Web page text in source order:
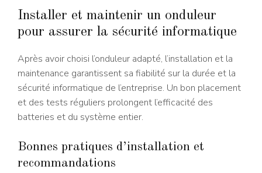
Installer et maintenir un onduleur
pour assurer la sécurité informatique
Après avoir choisi l’onduleur adapté, l’installation et la
maintenance garantissent sa fiabilité sur la durée et la
sécurité informatique de l’entreprise. Un bon placement
et des tests réguliers prolongent l’efficacité des
batteries et du système entier.
Bonnes pratiques d’installation et
recommandations